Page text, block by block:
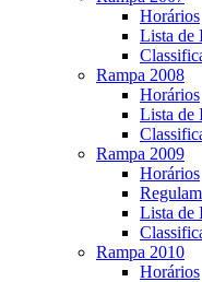
Horários
Lista de
Rampa 2008
Horários
Lista de
Rampa 2009
Horários
Lista de
Rampa 2010
Horários